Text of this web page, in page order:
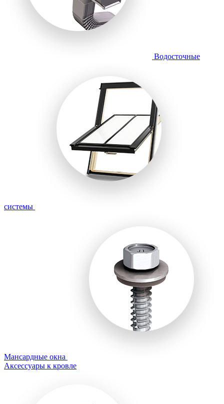
Водосточные
системы
Мансардные окна
Аксессуары к кровле